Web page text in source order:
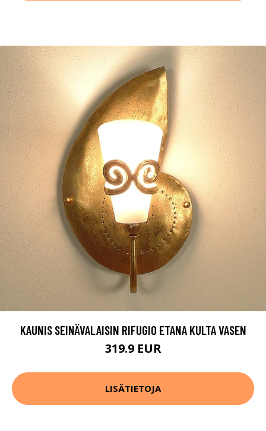
KAUNIS SEINÄVALAISIN RIFUGIO ETANA KULTA VASEN
319.9 EUR
LISÄTIETOJA